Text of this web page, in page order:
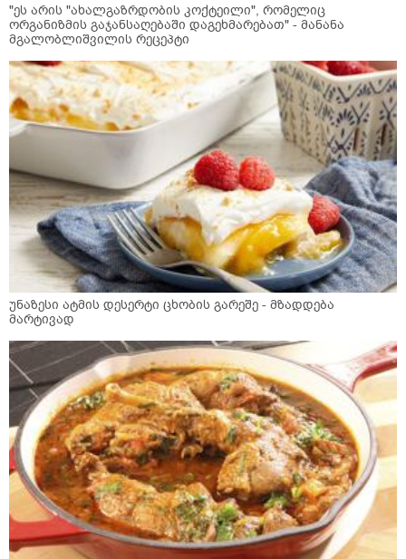
"ეს არის "ახალგაზრდობის კოქტეილი", რომელიც
ორგანიზმის გაჯანსაღებაში დაგეხმარებათ" - მანანა
მგალობლიშვილის რეცეპტი
უნაზესი ატმის დესერტი ცხობის გარეშე - მზადდება
მარტივად